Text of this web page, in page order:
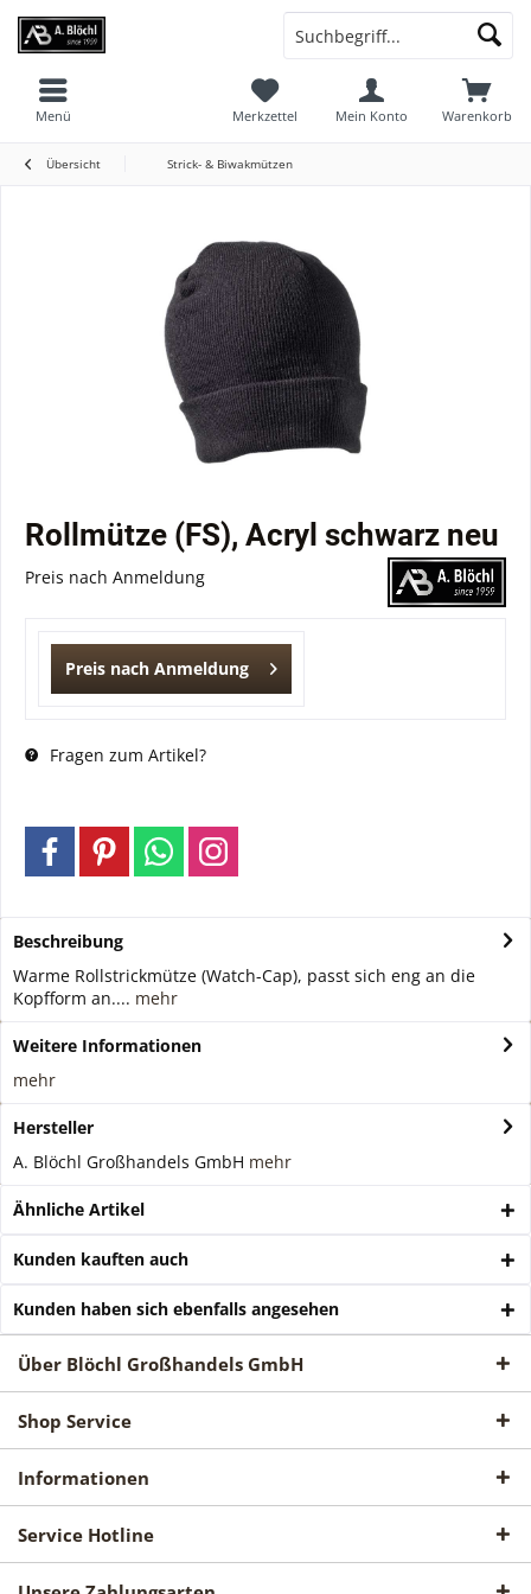
Warenkorb
Merkzettel Mein Konto
Menü
Übersicht Strick- & Biwakmützen
Rollmütze (FS), Acryl schwarz neu
Preis nach Anmeldung
Preis nach Anmeldung
Fragen zum Artikel?
Beschreibung
Warme Rollstrickmütze (Watch-Cap), passt sich eng an die
Kopfform an.... mehr
Weitere Informationen
mehr
Hersteller
A. Blöchl Großhandels GmbH mehr
Ähnliche Artikel
Kunden kauften auch
Kunden haben sich ebenfalls angesehen
Über Blöchl Großhandels GmbH
Shop Service
Informationen
Service Hotline